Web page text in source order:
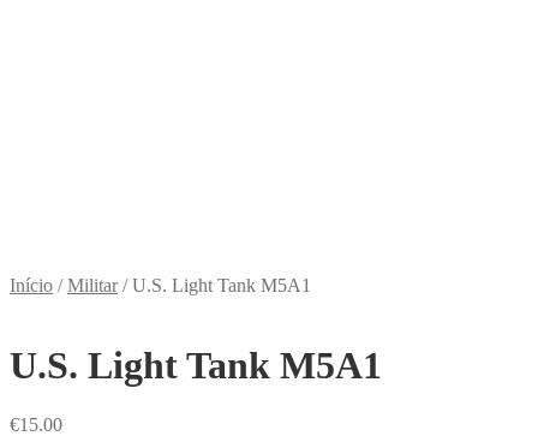
Início /Militar/U.S. Light Tank M5A1
U.S. Light Tank M5A1
€15.00